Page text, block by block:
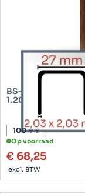
Toepassingen
1. Timmerindustrie
BS-serie nieten |
1.200 stuks
100mm
Op voorraad
€ 68,25
excl. BTW